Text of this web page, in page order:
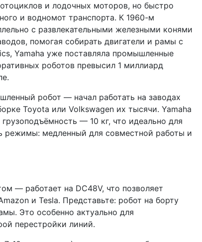
и лодочных моторов, но быстро
и водномот транспорта. К 1960-м
с развлекательными железными конями
помогая собирать двигатели и рамы с
Yamaha уже поставляла промышленные
роботов превысил 1 миллиард
робот — начал работать на заводах
Toyota или Volkswagen их тысячи. Yamaha
— 10 кг, что идеально для
режимы: медленный для совместной работы и
— работает на DC48V, что позволяет
и Tesla. Представьте: робот на борту
Это особенно актуально для
перестройки линий.